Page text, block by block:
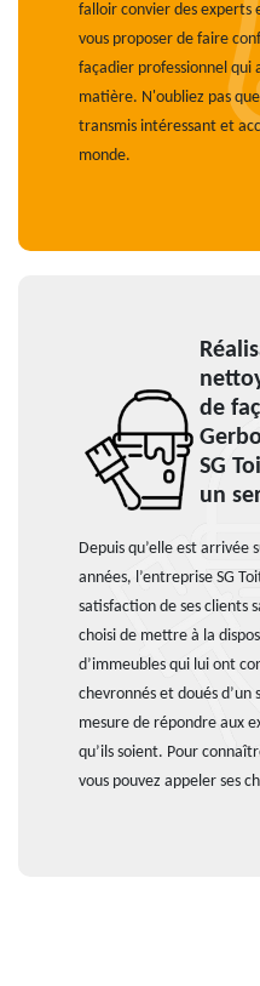
falloir convier des experts
vous proposer de faire
façadier professionnel qui
matière. N'oubliez pas
transmis intéressant et
monde.
de
SG
un
Depuis qu’elle est arrivée
années, l’entreprise SG
satisfaction de ses clients
choisi de mettre à la
d’immeubles qui lui ont
chevronnés et doués d’un
mesure de répondre aux
qu’ils soient. Pour
vous pouvez appeler ses